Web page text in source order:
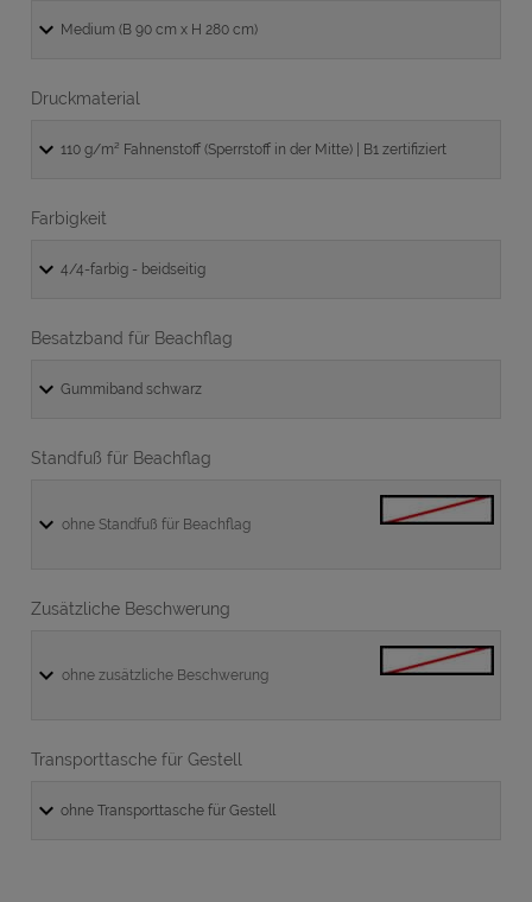
Druckmaterial
Farbigkeit
Besatzband für Beachflag
Standfuß für Beachflag
ohne Standfuß für Beachflag
Zusätzliche Beschwerung
ohne zusätzliche Beschwerung
Transporttasche für Gestell